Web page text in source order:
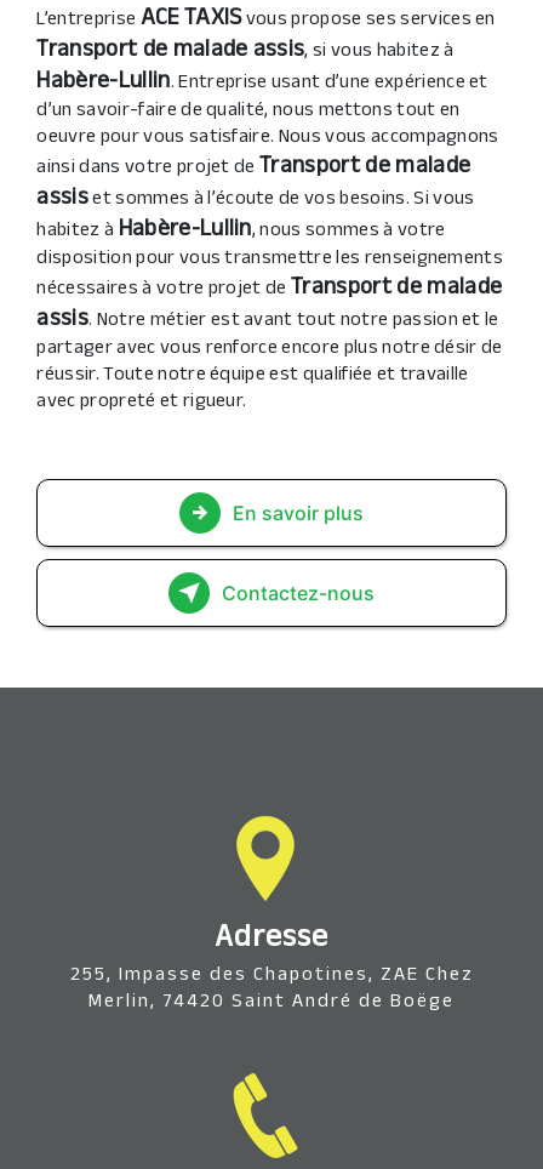
L’entrepriseACE TAXISvous propose ses services en
Transport de malade assis, si vous habitez à
Habère-Lullin. Entreprise usant d’une expérience et
d’un savoir-faire de qualité, nous mettons tout en
oeuvre pour vous satisfaire. Nous vous accompagnons
ainsi dans votre projet deTransport de malade
assiset sommes à l’écoute de vos besoins. Si vous
habitez à Habère-Lullin, nous sommes à votre
disposition pour vous transmettre les renseignements
nécessaires à votre projet deTransport de malade
assis. Notre métier est avant tout notre passion et le
partager avec vous renforce encore plus notre désir de
réussir. Toute notre équipe est qualifiée et travaille
avec propreté et rigueur.
En savoir plus
Contactez-nous
Adresse
255, Impasse des Chapotines, ZAE Chez
Merlin, 74420 Saint André de Boëge